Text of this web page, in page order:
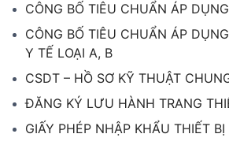
CÔNG BỐ TIÊU CHUẨN ÁP
CÔNG BỐ TIÊU CHUẨN ÁP
Y TẾ LOẠI A, B
CSDT – HỒ SƠ KỸ THUẬT
ĐĂNG KÝ LƯU HÀNH TRANG
GIẤY PHÉP NHẬP KHẨU THIẾT BỊ